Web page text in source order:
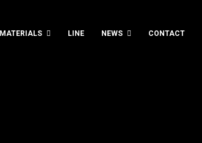
MATERIALS LINE NEWS CONTACT